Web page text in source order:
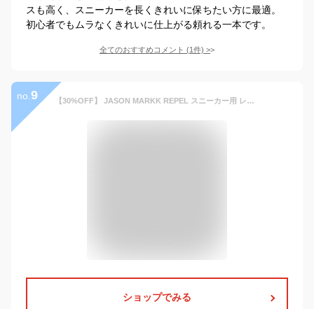
スも高く、スニーカーを長くきれいに保ちたい方に最適。
初心者でもムラなくきれいに仕上がる頼れる一本です。
全てのおすすめコメント (1件) >
no. 9 【30%OFF】 JASON MARKK REPEL スニーカー用 レザー スウェード ヌバック キャンバス 様々な素材に使用可能 ジェイソンマーク リペル 5.4oz. 159.7ml 旧製品
ショップでみる